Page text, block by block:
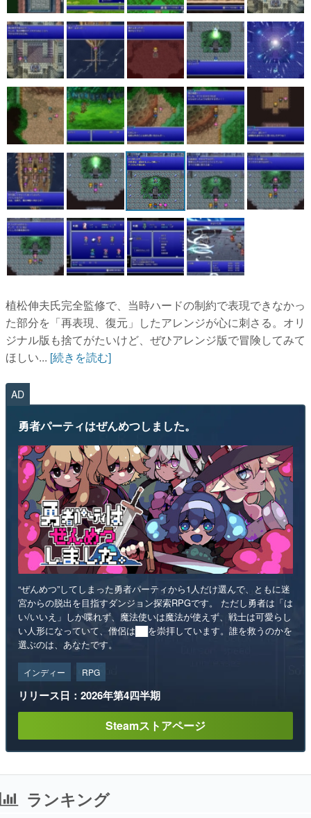
植松伸夫氏完全監修で、当時ハードの制約で表現できなかっ
た部分を「再表現、復元」したアレンジが心に刺さる。オリ
ジナル版も捨てがたいけど、ぜひアレンジ版で冒険してみて
ほしい... [続きを読む]
AD
勇者パーティはぜんめつしました。
“ぜんめつ”してしまった勇者パーティから1人だけ選んで、ともに迷
宮からの脱出を目指すダンジョン探索RPGです。 ただし勇者は「は
い/いいえ」しか喋れず、魔法使いは魔法が使えず、戦士は可愛らし
い人形になっていて、僧侶は██を崇拝しています。誰を救うのかを
選ぶのは、あなたです。
インディー RPG
リリース日：2026年第4四半期
Steamストアページ
ランキング